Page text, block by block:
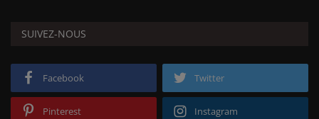
SUIVEZ-NOUS
Facebook Twitter
Pinterest Instagram